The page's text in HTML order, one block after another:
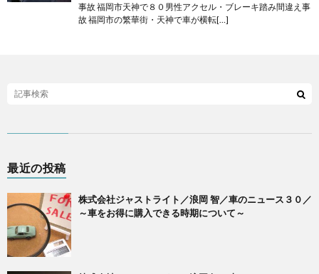
事故 福岡市天神で８０男性アクセル・ブレーキ踏み間違え事
故 福岡市の繁華街・天神で車が横転[…]
最近の投稿
株式会社ジャストライト／浪岡 智／車のニュース３０／
～車をお得に購入できる時期について～